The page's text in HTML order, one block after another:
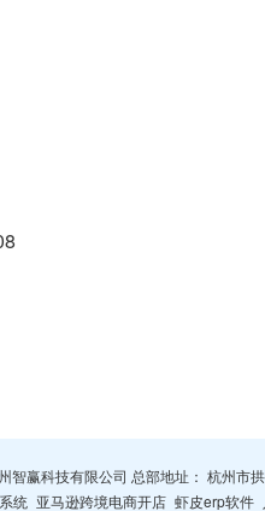
智赢科技有限公司 总部地址： 杭州市
统 亚马逊跨境电商开店 虾皮erp软件